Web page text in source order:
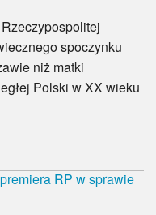
spoczynku
niż matki
Polski w XX wieku
RP w sprawie